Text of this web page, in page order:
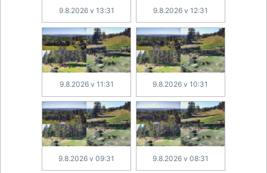
9.8.2026 v 13:31 9.8.2026 v 12:31
9.8.2026 v 11:31 9.8.2026 v 10:31
9.8.2026 v 09:31 9.8.2026 v 08:31